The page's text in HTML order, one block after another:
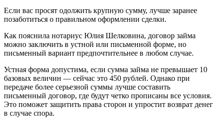
Если вас просят одолжить крупную сумму, лучше заранее
позаботиться о правильном оформлении сделки.
Как пояснила нотариус Юлия Шелковина, договор займа
можно заключить в устной или письменной форме, но
письменный вариант предпочтительнее в любом случае.
Устная форма допустима, если сумма займа не превышает 10
базовых величин — сейчас это 450 рублей. Однако при
передаче более серьезной суммы лучше составить
письменный договор, где будут четко прописаны все условия.
Это поможет защитить права сторон и упростит возврат денег
в случае спора.